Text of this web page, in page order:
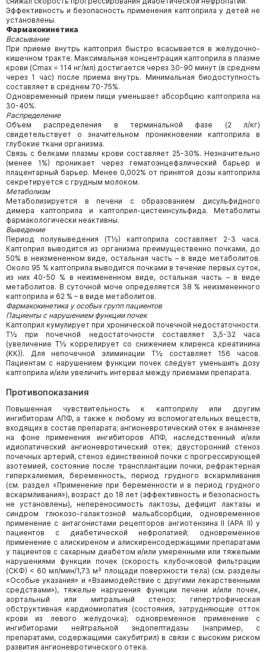
Эффективность и безопасность применения каптоприла у детей не
установлены.
Фармакокинетика
Всасывание
При приеме внутрь каптоприл быстро всасывается в желудочно-
кишечном тракте. Максимальная концентрация каптоприла в плазме
крови (Сmах = 114 нг/мл) достигается через 30-90 минут (в среднем
через 1 час) после приема внутрь. Минималь­ная биодоступность
составляет в среднем 70-75%.
Одновременный прием пищи уменьшает абсорбцию каптоприла на
30-40%.
Распределение
Объем распределения в терминальной фазе (2 л/кг)
свидетельствует о значительном проникновении каптоприла в
глубокие ткани организма.
Связь с белками плазмы крови составляет 25-30%. Незначительно
(менее 1%) проникает через гематоэнцефалический барьер и
плацентарный барьер. Менее 0,002% от принятой дозы каптоприла
секретируется с грудным молоком.
Метаболизм
Метаболизируется в печени с образованием дисульфидного
димера каптоприла и каптоприл-цистеинсульфида. Метаболи­ты
фармакологически неактивны.
Выведение
Период полувыведения (Т½) каптоприла составляет 2-3 часа.
Каптоприл выводится из организма преимущественно почками, до
50% в неизмененном виде, остальная часть – в виде метаболитов.
Около 95 % каптоприла выводится почками в течение первых суток,
из них 40-50 % в неизмененном виде, остальная часть – в виде
метаболитов. В суточной моче определяется 38 % неизмененного
каптоприла и 62 % – в виде метаболитов.
Фармакокинетика у особых групп пациентов
Пациенты с нарушением функции почек
Каптоприл кумулирует при хронической почечной недостаточности.
Т½ при почечной недостаточности составляет 3,5-32 часа
(увеличение Т½ коррелирует со снижением клиренса креатинина
(КК)). Для непочечной элиминации Т½ составляет 156 часов.
Пациентам с нарушением функции почек следует уменьшить дозу
каптоприла и/или увеличить интервал между приемами препарата.
Противопоказания
Повышенная чувствительность к каптоприлу или другим
ингибиторам АПФ, а также к любому из вспомогательных веществ,
входящих в состав препарата; ангионевротический отек в анамнезе
на фоне применения ингибиторов АПФ, наследствен­ный и/или
идиопатический ангионевротический отек; двусторонний стеноз
почечных артерий, стеноз единственной почки с прогрессирующей
азотемией, состояние после трансплантации почки, рефрактерная
гиперкалиемия, беременность, период грудного вскармливания
(см. раздел «Применение при беременности и в период грудного
вскармливания»), возраст до 18 лет (эффективность и безопасность
не установлены), непереносимость лактозы, дефицит лактазы и
синдром глюкозо-галактозной мальабсорбции, одновременное
применение с антагонистами рецепторов ангиотензина II (АРА II) у
пациентов с диабетической нефропатией; одновременное
применение с алискиреном и алискиренсодержащими препара­тами
у пациентов с сахарным диабетом и/или умеренными или тяжелыми
нарушениями функции почек (скорость клубочко­вой фильтрации
(СКФ) < 60 мл/мин/1,73 м² площади поверхности тела) (см. разделы
«Особые указания» и «Взаимо­действие с другими лекарственными
средствами»), тяжелые нарушения функции печени и/или почек,
аортальный или митральный стеноз; гипертрофическая
обструктивная кардиомиопатия (состояния, затрудняющие отток
крови из левого желудочка); одновременное применение с
ингибиторами нейтральной эндопептидазы (например, с
препаратами, содержа­щими сакубитрил) в связи с высоким риском
развития ангионевротического отека.